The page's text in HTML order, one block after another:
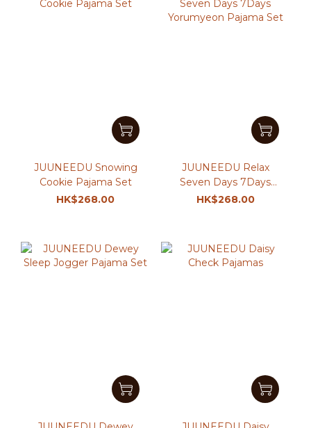
JUUNEEDU Snowing
Cookie Pajama Set
HK$268.00
JUUNEEDU Relax
Seven Days 7Days
Yorumyeon Pajama Set
HK$268.00